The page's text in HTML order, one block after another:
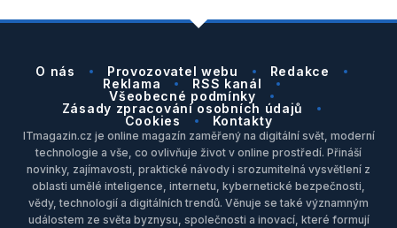
O nás Provozovatel webu
Redakce
Reklama
RSS kanál
Všeobecné podmínky
Zásady zpracování osobních údajů
Cookies
Kontakty
ITmagazin.cz je online magazín zaměřený na digitální svět, moderní
technologie a vše, co ovlivňuje život v online prostředí. Přináší
novinky, zajímavosti, praktické návody i srozumitelná vysvětlení z
oblasti umělé inteligence, internetu, kybernetické bezpečnosti,
vědy, technologií a digitálních trendů. Věnuje se také významným
událostem ze světa byznysu, společnosti a inovací, které formují